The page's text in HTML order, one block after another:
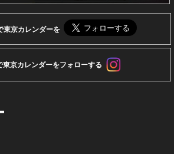
東京カレンダーを
京カレンダーをフォローする